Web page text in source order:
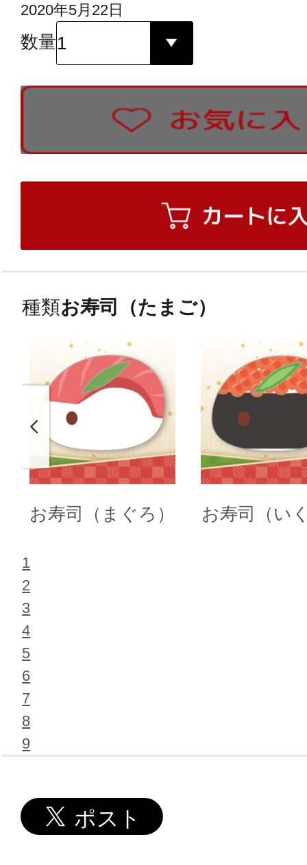
2020年5月22日
数量
種類お寿司（たまご）
お寿司（まぐろ） お寿司（い
1
2
3
4
5
6
7
8
9